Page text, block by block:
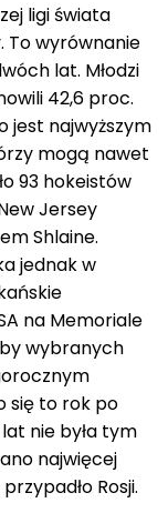
ligi świata
To wyrównanie
lat. Młodzi
42,6 proc.
jest najwyższym
mogą nawet
93 hokeistów
Jersey
Shlaine.
jednak w
na Memoriale
wybranych
się to rok po
nie była tym
najwięcej
Rosji.